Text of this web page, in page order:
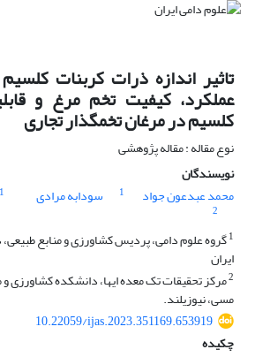
تاثیر اندازه ذرات کربنات
عملکرد، کیفیت تخم مرغ و
کلسیم در مرغان تخمگذار تجاری
نوع مقاله : مقاله پژوهشی
نویسندگان
محمد عبدعون جواد
1 سودابه مرادی 1
2
1گروه علوم دامی، پردیس کشاورزی و منابع طبیعی،
ایران
2مرکز تحقیقات تک معده ایها، دانشکده کشاورزی
مسی، نیوزیلند.
10.22059/ijas.2023.351169.653919
چکیده